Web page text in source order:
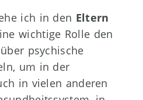
ich in den Eltern
wichtige Rolle den
psychische
um in der
in vielen anderen